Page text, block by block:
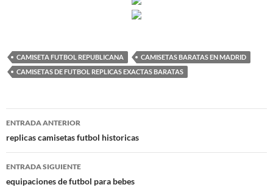
CAMISETA FUTBOL REPUBLICANA
CAMISETAS BARATAS EN MADRID
CAMISETAS DE FUTBOL REPLICAS EXACTAS BARATAS
Navegación
de
entradas
ENTRADA ANTERIOR
replicas camisetas futbol historicas
ENTRADA SIGUIENTE
equipaciones de futbol para bebes